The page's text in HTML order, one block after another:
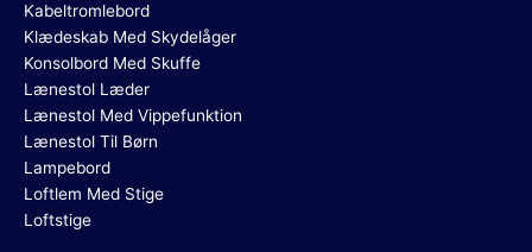
Kabeltromlebord
Klædeskab Med Skydelåger
Konsolbord Med Skuffe
Lænestol Læder
Lænestol Med Vippefunktion
Lænestol Til Børn
Lampebord
Loftlem Med Stige
Loftstige